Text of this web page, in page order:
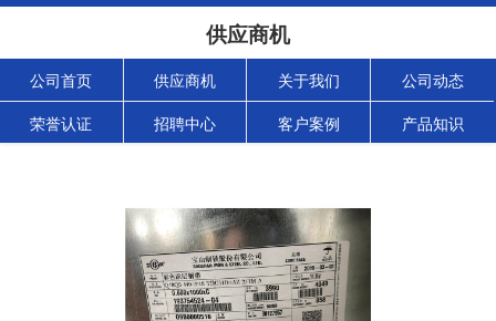
供应商机
公司首页 供应商机 关于我们 公司动态
荣誉认证 招聘中心 客户案例 产品知识